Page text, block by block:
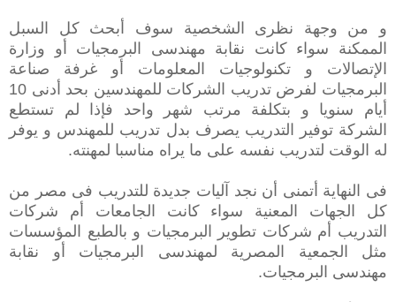
‫و من وجهة نظرى الشخصية سوف أبحث كل السبل
الممكنة سواء كانت نقابة مهندسى البرمجيات أو وزارة
الإتصالات و تكنولوجيات المعلومات أو غرفة صناعة
البرمجيات لفرض تدريب الشركات للمهندسين بحد أدنى 10
أيام سنويا و بتكلفة مرتب شهر واحد فإذا لم تستطع
الشركة توفير التدريب يصرف بدل تدريب للمهندس و يوفر
له الوقت لتدريب نفسه على ما يراه مناسبا لمهنته.‬
‫فى النهاية أتمنى أن نجد آليات جديدة للتدريب فى مصر من
كل الجهات المعنية سواء كانت الجامعات أم شركات
التدريب أم شركات تطوير البرمجيات و بالطبع المؤسسات
مثل الجمعية المصرية لمهندسى البرمجيات أو نقابة
مهندسى البرمجيات.‬